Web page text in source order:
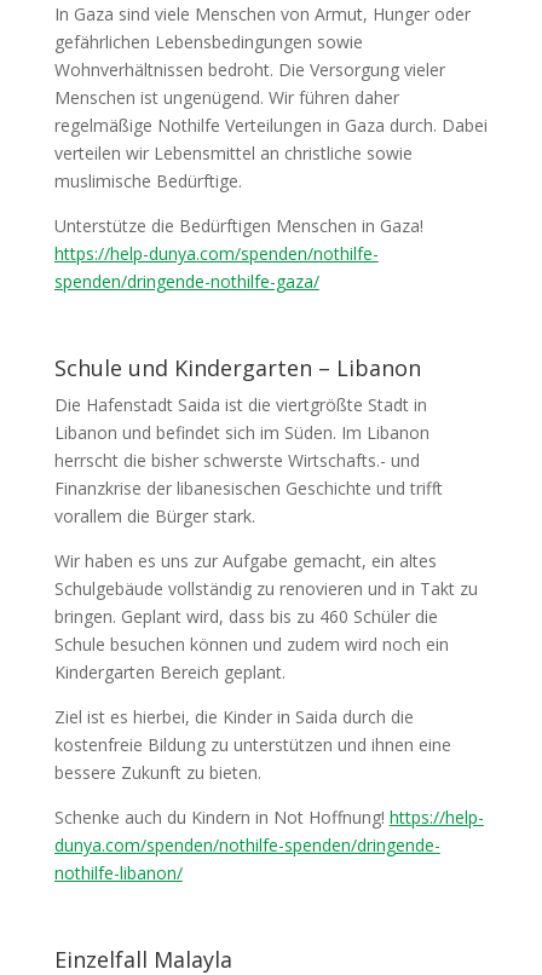
In Gaza sind viele Menschen von Armut, Hunger oder
gefährlichen Lebensbedingungen sowie
Wohnverhältnissen bedroht. Die Versorgung vieler
Menschen ist ungenügend. Wir führen daher
regelmäßige Nothilfe Verteilungen in Gaza durch. Dabei
verteilen wir Lebensmittel an christliche sowie
muslimische Bedürftige.
Unterstütze die Bedürftigen Menschen in Gaza!
https://help-dunya.com/spenden/nothilfe-
spenden/dringende-nothilfe-gaza/
Schule und Kindergarten – Libanon
Die Hafenstadt Saida ist die viertgrößte Stadt in
Libanon und befindet sich im Süden. Im Libanon
herrscht die bisher schwerste Wirtschafts.- und
Finanzkrise der libanesischen Geschichte und trifft
vorallem die Bürger stark.
Wir haben es uns zur Aufgabe gemacht, ein altes
Schulgebäude vollständig zu renovieren und in Takt zu
bringen. Geplant wird, dass bis zu 460 Schüler die
Schule besuchen können und zudem wird noch ein
Kindergarten Bereich geplant.
Ziel ist es hierbei, die Kinder in Saida durch die
kostenfreie Bildung zu unterstützen und ihnen eine
bessere Zukunft zu bieten.
Schenke auch du Kindern in Not Hoffnung! https://help-
dunya.com/spenden/nothilfe-spenden/dringende-
nothilfe-libanon/
Einzelfall Malayla